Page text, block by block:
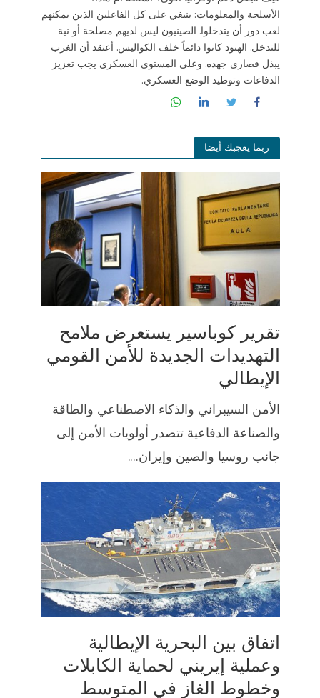
الأسلحة والمعلومات: ينبغي على كل الفاعلين الذين يمكنهم
لعب دور أن يتدخلوا. الصينيون ليس لديهم مصلحة أو نية
للتدخل. الهنود كانوا دائماً خلف الكواليس. أعتقد أن الغرب
يبذل قصارى جهده. وعلى المستوى العسكري يجب تعزيز
الدفاعات وتوطيد الوضع العسكري.
ربما يعجبك أيضا
تقرير كوباسير يستعرض ملامح
التهديدات الجديدة للأمن القومي
الإيطالي
الأمن السيبراني والذكاء الاصطناعي والطاقة
والصناعة الدفاعية تتصدر أولويات الأمن إلى
جانب روسيا والصين وإيران....
اتفاق بين البحرية الإيطالية
وعملية إيريني لحماية الكابلات
وخطوط الغاز في المتوسط